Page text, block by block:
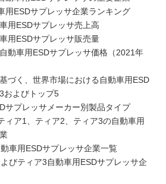
用ESDサプレッサ企業ランキング
用ESDサプレッサ売上高
用ESDサプレッサ販売量
動車用ESDサプレッサ価格（2021年
づく、世界市場における自動車用ESD
およびトップ5
サプレッサメーカー別製品タイプ
ィア1、ティア2、ティア3の自動車用
車用ESDサプレッサ企業一覧
びティア3自動車用ESDサプレッサ企